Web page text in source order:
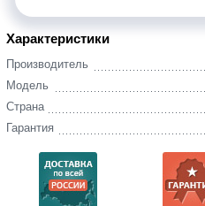
Характеристики
Производитель
Модель
Страна
Гарантия